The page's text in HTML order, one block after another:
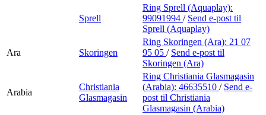
Sprell
Ring Sprell (Aquaplay):
99091994 / Send e-post til
Sprell (Aquaplay)
Ara Skoringen
Ring Skoringen (Ara): 21 07
95 05 / Send e-post til
Skoringen (Ara)
Arabia
Christiania
Glasmagasin
Ring Christiania Glasmagasin
(Arabia): 46635510 / Send e-
post til Christiania
Glasmagasin (Arabia)